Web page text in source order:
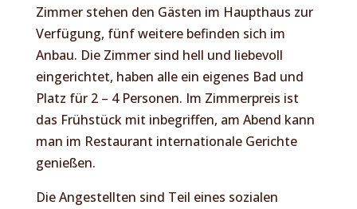
Zimmer stehen den Gästen im Haupthaus zur
Verfügung, fünf weitere befinden sich im
Anbau. Die Zimmer sind hell und liebevoll
eingerichtet, haben alle ein eigenes Bad und
Platz für 2 – 4 Personen. Im Zimmerpreis ist
das Frühstück mit inbegriffen, am Abend kann
man im Restaurant internationale Gerichte
genießen.
Die Angestellten sind Teil eines sozialen